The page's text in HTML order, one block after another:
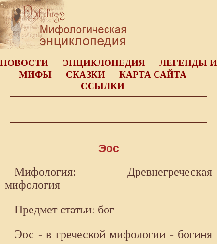
НОВОСТИ ЭНЦИКЛОПЕДИЯ
ЛЕГЕНДЫ И
МИФЫ
СКАЗКИ
КАРТА САЙТА
ССЫЛКИ
Эос
Мифология: Древнегреческая
мифология
Предмет статьи: бог
Эос - в греческой мифологии - богиня